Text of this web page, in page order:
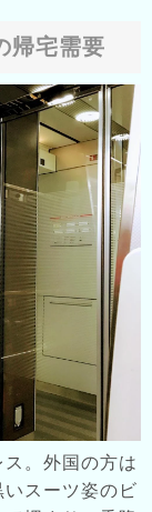
帰宅需要
。外国の方は
スーツ姿のビ